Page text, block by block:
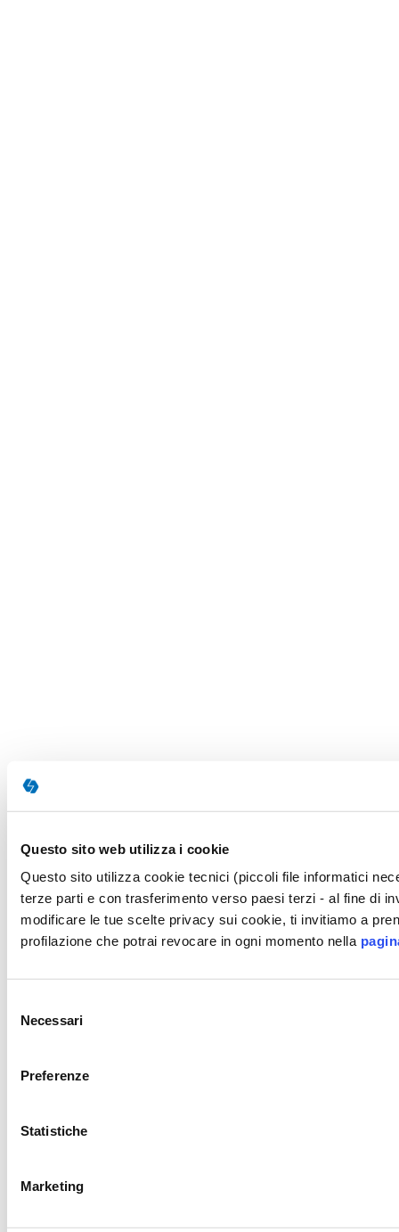
Questo sito web utilizza i cookie
Questo sito utilizza cookie tecnici (piccoli file informatici
terze parti e con trasferimento verso paesi terzi - al fine di
modificare le tue scelte privacy sui cookie, ti invitiamo a
profilazione che potrai revocare in ogni momento nella
delNecessari
Preferenze
Statistiche
Marketing